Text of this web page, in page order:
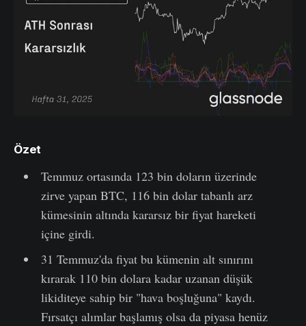
Özet
Temmuz ortasında 123 bin doların üzerinde
zirve yapan BTC, 116 bin dolar tabanlı arz
kümesinin altında kararsız bir fiyat hareketi
içine girdi.
31 Temmuz'da fiyat bu kümenin alt sınırını
kırarak 110 bin dolara kadar uzanan düşük
likiditeye sahip bir "hava boşluğuna" kaydı.
Fırsatçı alımlar başlamış olsa da piyasa henüz